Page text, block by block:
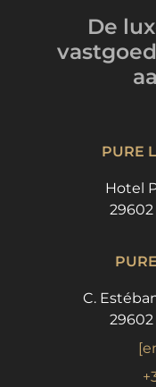
De
PURE
Hotel
29602
C.
29602